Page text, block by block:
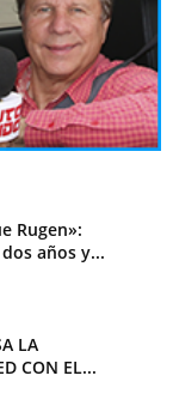
Rugen»:
años y...
LA
CON EL...